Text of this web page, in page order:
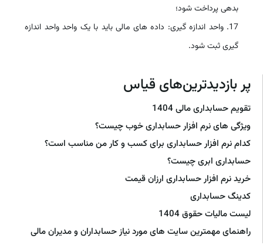
بدهی پرداخت شود؛
17. واحد اندازه گیری: داده های مالی باید با یک واحد واحد اندازه
گیری ثبت شود.
پر بازدیدترین‌های قیاس
تقویم حسابداری مالی 1404
ویژگی های نرم افزار حسابداری خوب چیست؟
کدام نرم افزار حسابداری برای کسب و کار من مناسب است؟
حسابداری ابری چیست؟
خرید نرم افزار حسابداری ارزان قیمت
کدینگ حسابداری
لیست مالیات حقوق 1404
راهنمای مهمترین سایت های مورد نیاز حسابداران و مدیران مالی